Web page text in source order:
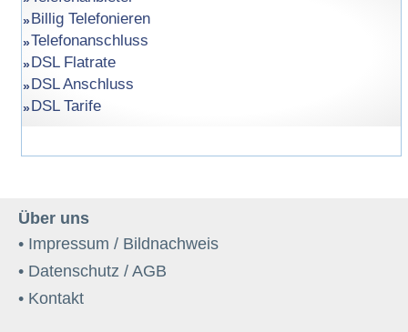
Billig Telefonieren
Telefonanschluss
DSL Flatrate
DSL Anschluss
DSL Tarife
Über uns
• Impressum / Bildnachweis
• Datenschutz / AGB
• Kontakt